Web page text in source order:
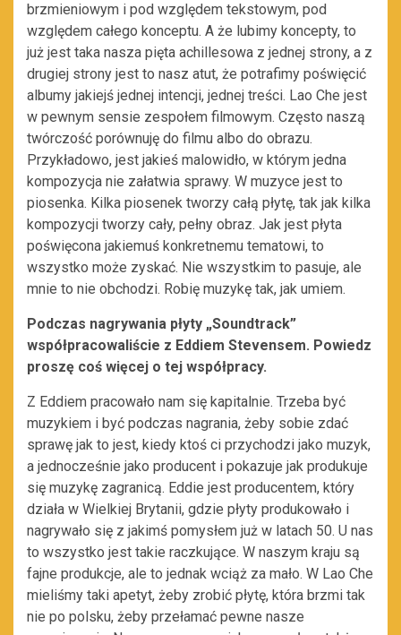
brzmieniowym i pod względem tekstowym, pod
względem całego konceptu. A że lubimy koncepty, to
już jest taka nasza pięta achillesowa z jednej strony, a z
drugiej strony jest to nasz atut, że potrafimy poświęcić
albumy jakiejś jednej intencji, jednej treści. Lao Che jest
w pewnym sensie zespołem filmowym. Często naszą
twórczość porównuję do filmu albo do obrazu.
Przykładowo, jest jakieś malowidło, w którym jedna
kompozycja nie załatwia sprawy. W muzyce jest to
piosenka. Kilka piosenek tworzy całą płytę, tak jak kilka
kompozycji tworzy cały, pełny obraz. Jak jest płyta
poświęcona jakiemuś konkretnemu tematowi, to
wszystko może zyskać. Nie wszystkim to pasuje, ale
mnie to nie obchodzi. Robię muzykę tak, jak umiem.
Podczas nagrywania płyty „Soundtrack”
współpracowaliście z Eddiem Stevensem. Powiedz
proszę coś więcej o tej współpracy.
Z Eddiem pracowało nam się kapitalnie. Trzeba być
muzykiem i być podczas nagrania, żeby sobie zdać
sprawę jak to jest, kiedy ktoś ci przychodzi jako muzyk,
a jednocześnie jako producent i pokazuje jak produkuje
się muzykę zagranicą. Eddie jest producentem, który
działa w Wielkiej Brytanii, gdzie płyty produkowało i
nagrywało się z jakimś pomysłem już w latach 50. U nas
to wszystko jest takie raczkujące. W naszym kraju są
fajne produkcje, ale to jednak wciąż za mało. W Lao Che
mieliśmy taki apetyt, żeby zrobić płytę, która brzmi tak
nie po polsku, żeby przełamać pewne nasze